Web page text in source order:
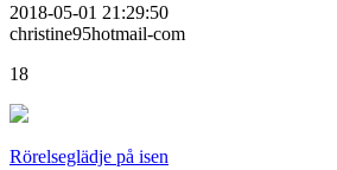
2018-05-01 21:29:50
christine95hotmail-com
18
Rörelseglädje på isen